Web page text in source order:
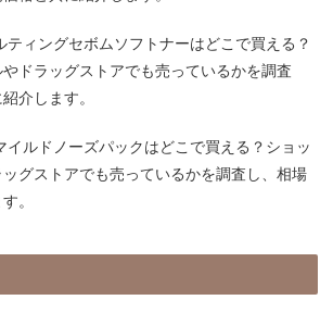
ティングセボムソフトナーはどこで買える？
ドラッグストアでも売っているかを調査
介します。
イルドノーズパックはどこで買える？ショッ
グストアでも売っているかを調査し、相場
。